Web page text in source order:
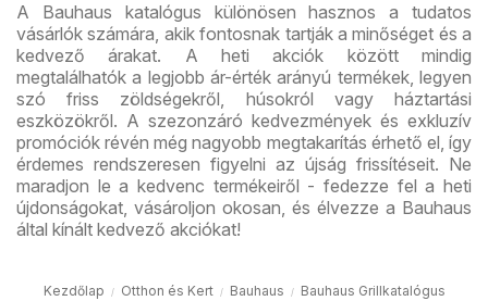
A Bauhaus katalógus különösen hasznos a tudatos
vásárlók számára, akik fontosnak tartják a minőséget és a
kedvező árakat. A heti akciók között mindig
megtalálhatók a legjobb ár-érték arányú termékek, legyen
szó friss zöldségekről, húsokról vagy háztartási
eszközökről. A szezonzáró kedvezmények és exkluzív
promóciók révén még nagyobb megtakarítás érhető el, így
érdemes rendszeresen figyelni az újság frissítéseit. Ne
maradjon le a kedvenc termékeiről - fedezze fel a heti
újdonságokat, vásároljon okosan, és élvezze a Bauhaus
által kínált kedvező akciókat!
Kezdőlap Otthon és Kert Bauhaus Bauhaus Grillkatalógus